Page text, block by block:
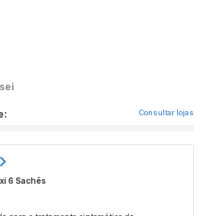
Consultar lojas
6 Sachês